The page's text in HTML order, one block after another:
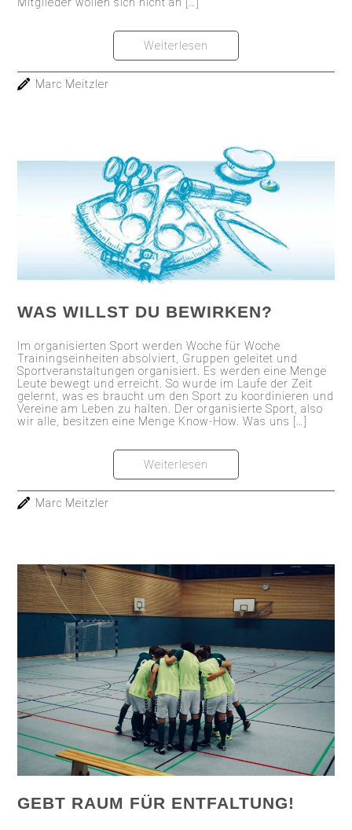
Mitglieder wollen sich nicht an […]
Weiterlesen
Marc Meitzler
WAS WILLST DU BEWIRKEN?
Im organisierten Sport werden Woche für Woche
Trainingseinheiten absolviert, Gruppen geleitet und
Sportveranstaltungen organisiert. Es werden eine Menge
Leute bewegt und erreicht. So wurde im Laufe der Zeit
gelernt, was es braucht um den Sport zu koordinieren und
Vereine am Leben zu halten. Der organisierte Sport, also
wir alle, besitzen eine Menge Know-How. Was uns […]
Weiterlesen
Marc Meitzler
GEBT RAUM FÜR ENTFALTUNG!